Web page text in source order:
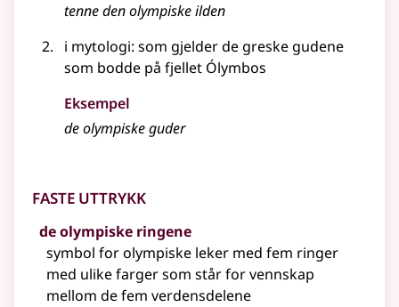
tenne den olympiske ilden
i mytologi: som gjelder de greske gudene
som bodde på fjellet Ólymbos
Eksempel
deolympiskeguder
Faste uttrykk
de olympiske ringene
symbol for olympiske leker med fem ringer
med ulike farger som står for vennskap
mellom de fem verdensdelene